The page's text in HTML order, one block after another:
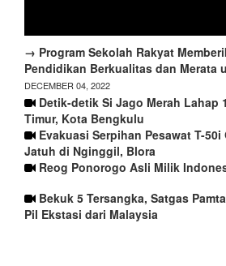
→ Program Sekolah Rakyat
Pendidikan Berkualitas dan Merata
DECEMBER 04, 2022
Detik-detik Si Jago Merah Lahap
Timur, Kota Bengkulu
Evakuasi Serpihan Pesawat T-
Jatuh di Nginggil, Blora
Reog Ponorogo Asli Milik
Bekuk 5 Tersangka, Satgas
Pil Ekstasi dari Malaysia